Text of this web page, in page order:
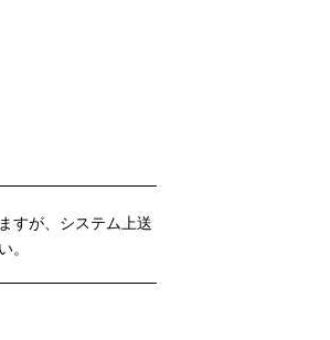
すが、システム上送
。